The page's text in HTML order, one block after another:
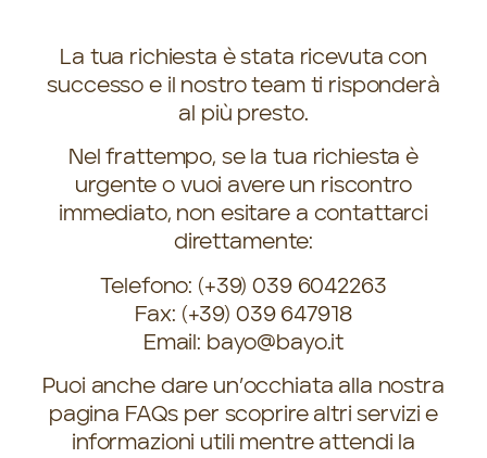
La tua richiesta è stata ricevuta con
successo e il nostro team ti risponderà
al più presto.
Nel frattempo, se la tua richiesta è
urgente o vuoi avere un riscontro
immediato, non esitare a contattarci
direttamente:
Telefono: (+39) 039 6042263
Fax: (+39) 039 647918
Email: bayo@bayo.it
Puoi anche dare un’occhiata alla nostra
pagina FAQs per scoprire altri servizi e
informazioni utili mentre attendi la